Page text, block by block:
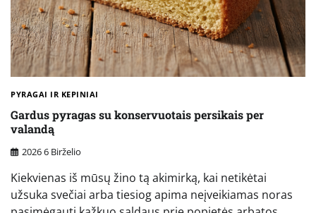
PYRAGAI IR KEPINIAI
Gardus pyragas su konservuotais persikais per
valandą
2026 6 Birželio
Kiekvienas iš mūsų žino tą akimirką, kai netikėtai
užsuka svečiai arba tiesiog apima neįveikiamas noras